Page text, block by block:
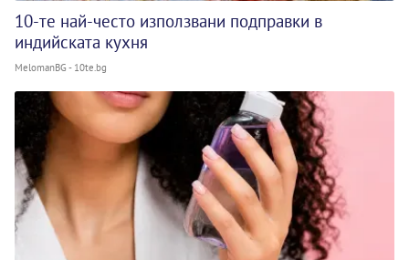
10-те най-често използвани подправки в
индийската кухня
MelomanBG - 10te.bg